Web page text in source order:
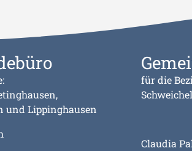
und Lippinghausen
für die
Claudia